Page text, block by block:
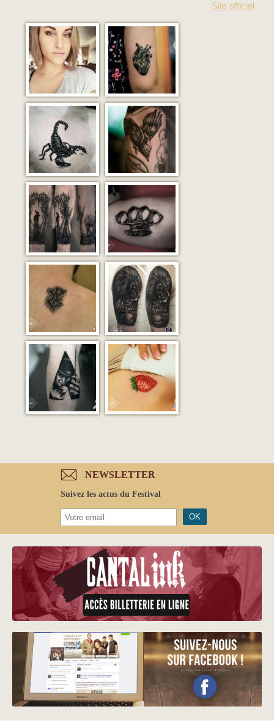
Site officiel
NEWSLETTER
Suivez les actus du Festival